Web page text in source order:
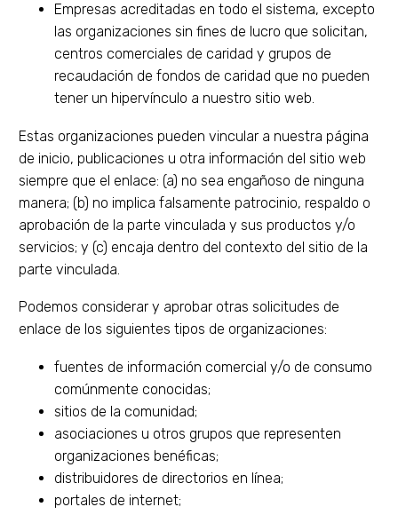
Empresas acreditadas en todo el sistema, excepto
las organizaciones sin fines de lucro que solicitan,
centros comerciales de caridad y grupos de
recaudación de fondos de caridad que no pueden
tener un hipervínculo a nuestro sitio web.
Estas organizaciones pueden vincular a nuestra página
de inicio, publicaciones u otra información del sitio web
siempre que el enlace: (a) no sea engañoso de ninguna
manera; (b) no implica falsamente patrocinio, respaldo o
aprobación de la parte vinculada y sus productos y/o
servicios; y (c) encaja dentro del contexto del sitio de la
parte vinculada.
Podemos considerar y aprobar otras solicitudes de
enlace de los siguientes tipos de organizaciones:
fuentes de información comercial y/o de consumo
comúnmente conocidas;
sitios de la comunidad;
asociaciones u otros grupos que representen
organizaciones benéficas;
distribuidores de directorios en línea;
portales de internet;